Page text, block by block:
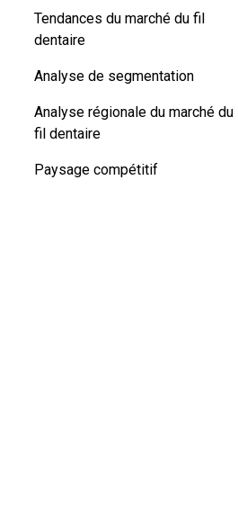
Tendances du marché du fil
dentaire
Analyse de segmentation
Analyse régionale du marché du
fil dentaire
Paysage compétitif